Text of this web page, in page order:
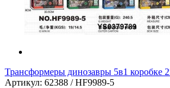
Трансформеры динозавры 5в1 коробке
Артикул: 62388 / HF9989-5